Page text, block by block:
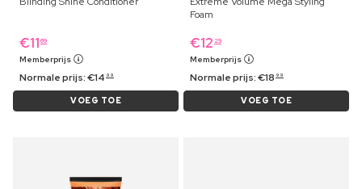
€11 69
Memberprijs
Normale prijs:€14 99
VOEG TOE
Foam
€12 29
Memberprijs
Normale prijs:€18 99
VOEG TOE